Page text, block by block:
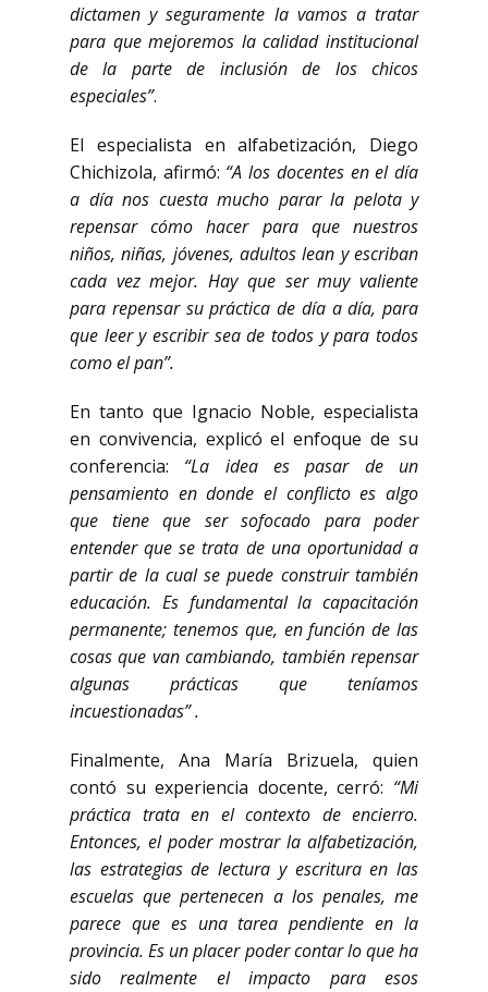
dictamen y seguramente la vamos a tratar
para que mejoremos la calidad institucional
de la parte de inclusión de los chicos
especiales”.
El especialista en alfabetización, Diego
Chichizola, afirmó: “A los docentes en el día
a día nos cuesta mucho parar la pelota y
repensar cómo hacer para que nuestros
niños, niñas, jóvenes, adultos lean y escriban
cada vez mejor. Hay que ser muy valiente
para repensar su práctica de día a día, para
que leer y escribir sea de todos y para todos
como el pan”.
En tanto que Ignacio Noble, especialista
en convivencia, explicó el enfoque de su
conferencia: “La idea es pasar de un
pensamiento en donde el conflicto es algo
que tiene que ser sofocado para poder
entender que se trata de una oportunidad a
partir de la cual se puede construir también
educación. Es fundamental la capacitación
permanente; tenemos que, en función de las
cosas que van cambiando, también repensar
algunas prácticas que teníamos
incuestionadas” .
Finalmente, Ana María Brizuela, quien
contó su experiencia docente, cerró: “Mi
práctica trata en el contexto de encierro.
Entonces, el poder mostrar la alfabetización,
las estrategias de lectura y escritura en las
escuelas que pertenecen a los penales, me
parece que es una tarea pendiente en la
provincia. Es un placer poder contar lo que ha
sido realmente el impacto para esos